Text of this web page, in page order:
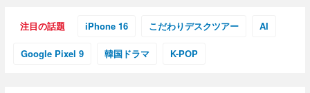
注目の話題 iPhone 16 こだわりデスクツアー AI
Google Pixel 9 韓国ドラマ K-POP